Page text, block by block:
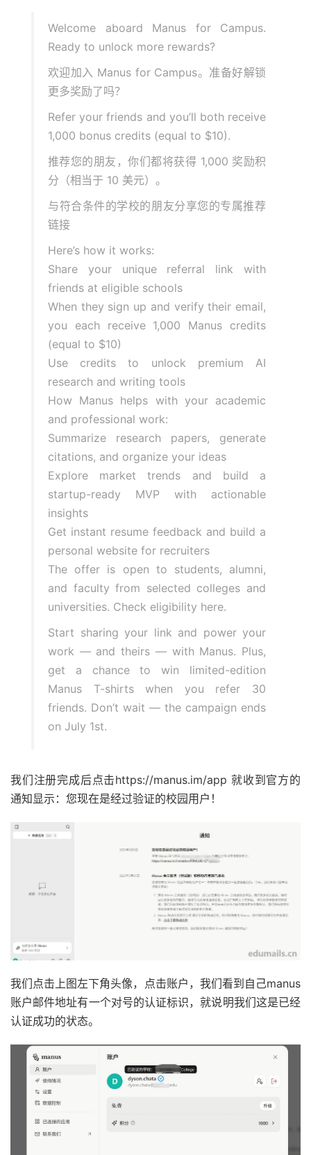
Welcome aboard Manus for Campus.
Ready to unlock more rewards?
欢迎加入 Manus for Campus。准备好解锁
更多奖励了吗？
Refer your friends and you’ll both receive
1,000 bonus credits (equal to $10).
推荐您的朋友，你们都将获得 1,000 奖励积
分（相当于 10 美元）。
与符合条件的学校的朋友分享您的专属推荐
链接
Here’s how it works:
Share your unique referral link with
friends at eligible schools
When they sign up and verify their email,
you each receive 1,000 Manus credits
(equal to $10)
Use credits to unlock premium AI
research and writing tools
How Manus helps with your academic
and professional work:
Summarize research papers, generate
citations, and organize your ideas
Explore market trends and build a
startup-ready MVP with actionable
insights
Get instant resume feedback and build a
personal website for recruiters
The offer is open to students, alumni,
and faculty from selected colleges and
universities. Check eligibility here.
Start sharing your link and power your
work — and theirs — with Manus. Plus,
get a chance to win limited-edition
Manus T-shirts when you refer 30
friends. Don’t wait — the campaign ends
on July 1st.
我们注册完成后点击https://manus.im/app 就收到官方的
通知显示：您现在是经过验证的校园用户！
我们点击上图左下角头像，点击账户，我们看到自己manus
账户邮件地址有一个对号的认证标识，就说明我们这是已经
认证成功的状态。